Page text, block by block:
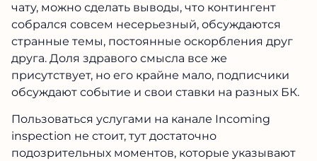
чату, можно сделать выводы, что контингент
собрался совсем несерьезный, обсуждаются
странные темы, постоянные оскорбления друг
друга. Доля здравого смысла все же
присутствует, но его крайне мало, подписчики
обсуждают событие и свои ставки на разных БК.
Пользоваться услугами на канале Incoming
inspection не стоит, тут достаточно
подозрительных моментов, которые указывают